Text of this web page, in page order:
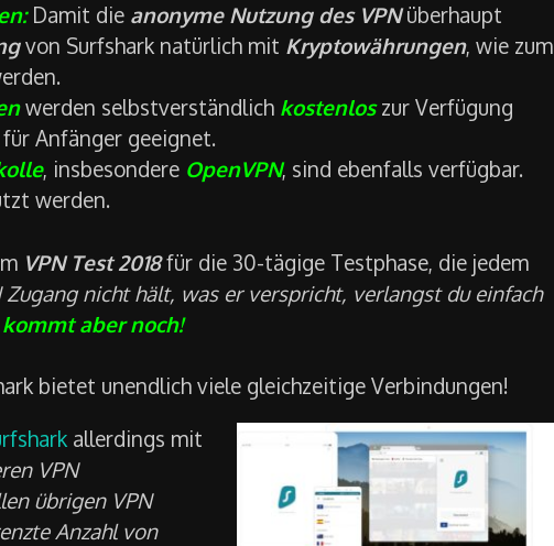
Damit die anonyme Nutzung des VPNüberhaupt
von Surfshark natürlich mit Kryptowährungen, wie zum
werden selbstverständlich kostenloszur Verfügung
Anfänger geeignet.
, insbesondere OpenVPN, sind ebenfalls verfügbar.
werden.
VPN Test 2018für die 30-tägige Testphase, die jedem
Zugang nicht hält, was er verspricht, verlangst du einfach
aber noch!
bietet unendlich viele gleichzeitige Verbindungen!
allerdings mit
VPN
übrigen VPN
Anzahl von